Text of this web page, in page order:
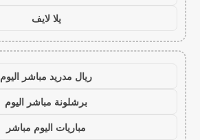
يلا لايف
ريال مدريد مباشر اليوم
برشلونة مباشر اليوم
مباريات اليوم مباشر